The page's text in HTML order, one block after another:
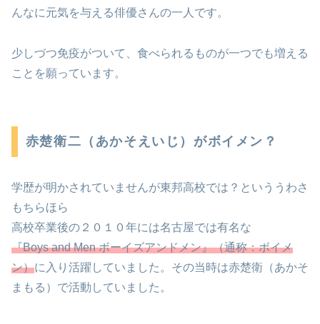
んなに元気を与える俳優さんの一人です。
少しづつ免疫がついて、食べられるものが一つでも増える
ことを願っています。
赤楚衛二（あかそえいじ）がボイメン？
学歴が明かされていませんが東邦高校では？といううわさ
もちらほら
高校卒業後の２０１０年には名古屋では有名な
『Boys and Men ボーイズアンドメン』（通称：ボイメ
ン）に入り活躍していました。その当時は赤楚衛（あかそ
まもる）で活動していました。